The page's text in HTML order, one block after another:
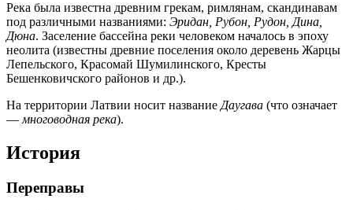
Река была известна древним грекам, римлянам, скандинавам
под различными названиями: Эридан, Рубон, Рудон, Дина,
Дюна. Заселение бассейна реки человеком началось в эпоху
неолита (известны древние поселения около деревень Жарцы
Лепельского, Красомай Шумилинского, Кресты
Бешенковичского районов и др.).
На территории Латвии носит название Даугава (что означает
— многоводная река).
История
Переправы